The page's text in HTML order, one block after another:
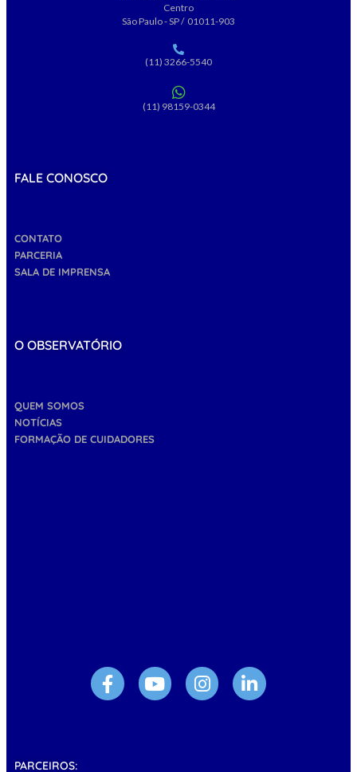
Centro
São Paulo - SP / 01011-903
(11) 3266-5540
(11) 98159-0344
FALE CONOSCO
CONTATO
PARCERIA
SALA DE IMPRENSA
O OBSERVATÓRIO
QUEM SOMOS
NOTÍCIAS
FORMAÇÃO DE CUIDADORES
PARCEIROS: